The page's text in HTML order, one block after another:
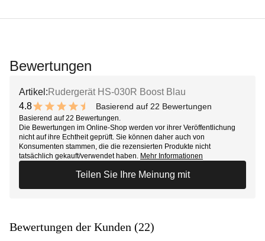
Bewertungen
Artikel: Rudergerät HS-030R Boost Blau
4.8
9.6 out of 10 stars
Basierend auf 22 Bewertungen
Basierend auf 22 Bewertungen.
Die Bewertungen im Online-Shop werden vor ihrer Veröffentlichung
nicht auf ihre Echtheit geprüft. Sie können daher auch von
Konsumenten stammen, die die rezensierten Produkte nicht
tatsächlich gekauft/verwendet haben. Mehr Informationen
Teilen Sie Ihre Meinung mit
Bewertungen der Kunden (22)